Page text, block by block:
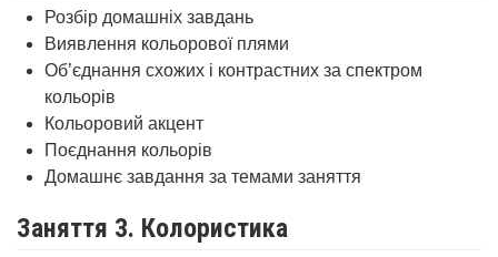
Розбір домашніх завдань
Виявлення кольорової плями
Об’єднання схожих і контрастних за спектром
кольорів
Кольоровий акцент
Поєднання кольорів
Домашнє завдання за темами заняття
Заняття 3. Колористика